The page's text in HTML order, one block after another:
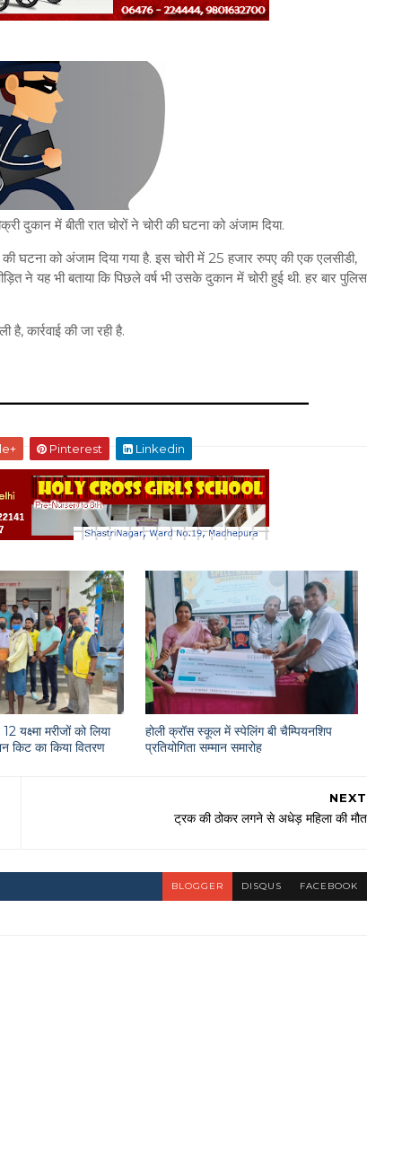
दुकान में बीती रात चोरों ने चोरी की घटना को अंजाम दिया.
घटना को अंजाम दिया गया है. इस चोरी में 25 हजार रुपए की एक एलसीडी,
ने यह भी बताया कि पिछले वर्ष भी उसके दुकान में चोरी हुई थी. हर बार पुलिस
है, कार्रवाई की जा रही है.
Pinterest Linkedin
यक्ष्मा मरीजों को लिया
किट का किया वितरण
होली क्रॉस स्कूल में स्पेलिंग बी चैम्पियनशिप
प्रतियोगिता सम्मान समारोह
NEXT
ट्रक की ठोकर लगने से अधेड़ महिला की मौत
BLOGGER DISQUS FACEBOOK